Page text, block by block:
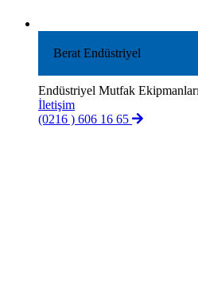
Berat Endüstriyel
Endüstriyel Mutfak
İletişim
(0216 ) 606 16 65